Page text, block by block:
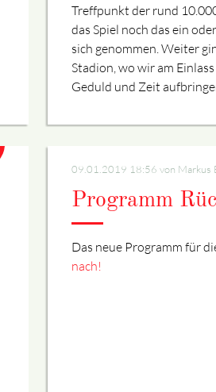
Treffpunkt der rund
das Spiel noch das ein
sich genommen. Weiter
Stadion, wo wir am
Geduld und Zeit
09.01.2019 18:56 von Markus
Programm
Das neue Programm für
nach!